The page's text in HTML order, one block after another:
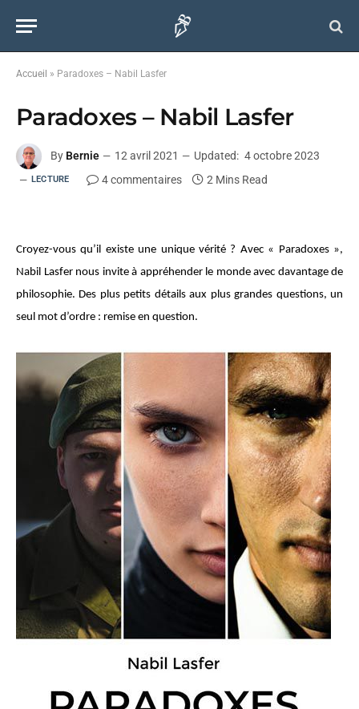
Accueil » Paradoxes – Nabil Lasfer
Paradoxes – Nabil Lasfer
By Bernie 12 avril 2021 Updated: 4 octobre 2023
LECTURE 4 commentaires 2 Mins Read
Croyez-vous qu’il existe une unique vérité ? Avec « Paradoxes »,
Nabil Lasfer nous invite à appréhender le monde avec davantage de
philosophie. Des plus petits détails aux plus grandes questions, un
seul mot d’ordre : remise en question.